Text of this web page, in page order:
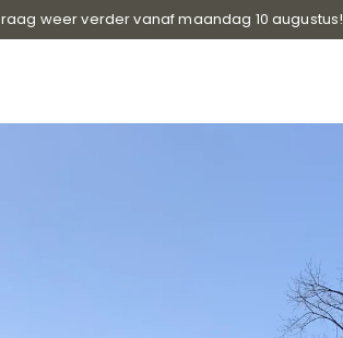
weer verder vanaf maandag 10 augustus!